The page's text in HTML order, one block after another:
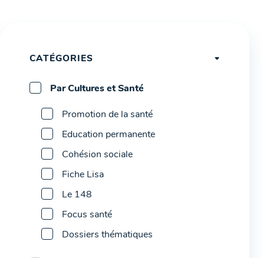
CATÉGORIES
Par Cultures et Santé
Promotion de la santé
Education permanente
Cohésion sociale
Fiche Lisa
Le 148
Focus santé
Dossiers thématiques